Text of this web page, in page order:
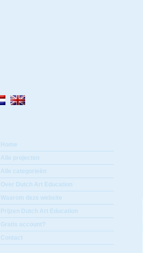
Home
Alle projecten
Alle categorieën
Over Dutch Art Education
Waarom deze website
Prijzen Dutch Art Education
Gratis account?
Contact